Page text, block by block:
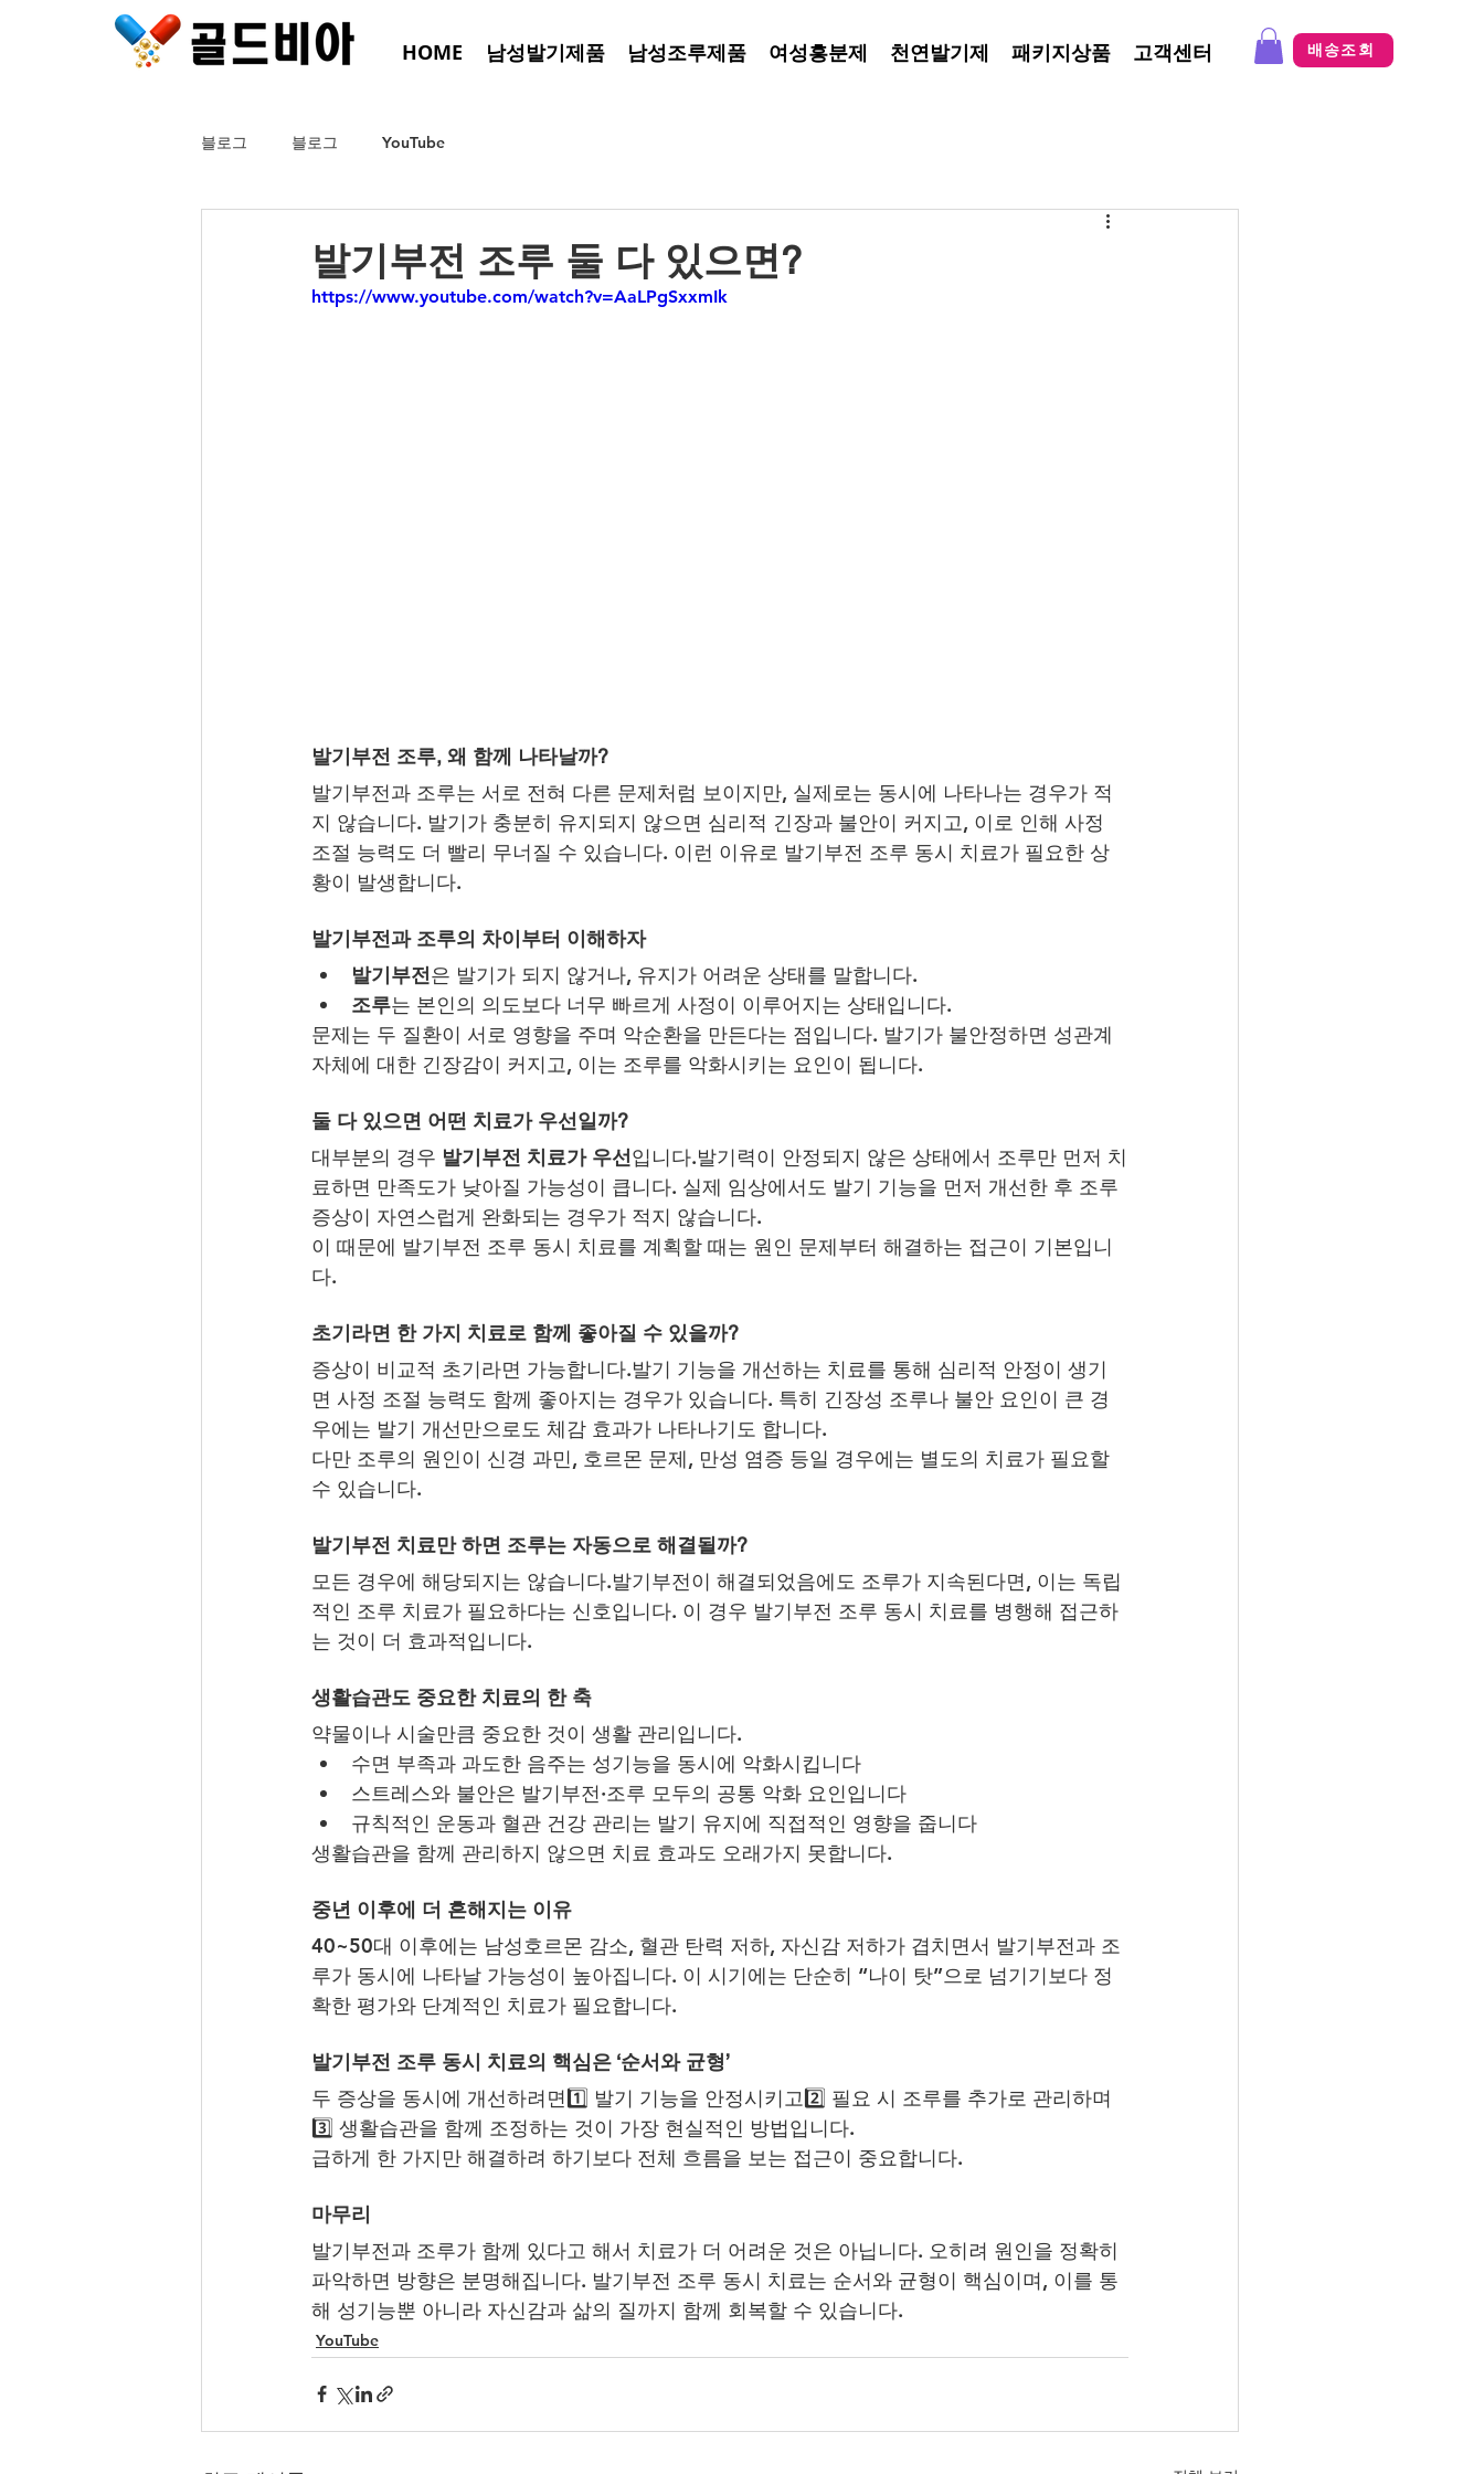
HOME 남성발기제품 남성조루제품 여성흥분제 천연발기제 패키지상품 고객센터 배송조회
블로그 블로그 YouTube
발기부전 조루 둘 다 있으면?
https://www.youtube.com/watch?v=AaLPgSxxmIk
발기부전 조루, 왜 함께 나타날까?
발기부전과 조루는 서로 전혀 다른 문제처럼 보이지만, 실제로는 동시에 나타나는 경우가 적
지 않습니다. 발기가 충분히 유지되지 않으면 심리적 긴장과 불안이 커지고, 이로 인해 사정
조절 능력도 더 빨리 무너질 수 있습니다. 이런 이유로 발기부전 조루 동시 치료가 필요한 상
황이 발생합니다.
발기부전과 조루의 차이부터 이해하자
발기부전은 발기가 되지 않거나, 유지가 어려운 상태를 말합니다.
조루는 본인의 의도보다 너무 빠르게 사정이 이루어지는 상태입니다.
문제는 두 질환이 서로 영향을 주며 악순환을 만든다는 점입니다. 발기가 불안정하면 성관계
자체에 대한 긴장감이 커지고, 이는 조루를 악화시키는 요인이 됩니다.
둘 다 있으면 어떤 치료가 우선일까?
대부분의 경우 발기부전 치료가 우선입니다.발기력이 안정되지 않은 상태에서 조루만 먼저 치
료하면 만족도가 낮아질 가능성이 큽니다. 실제 임상에서도 발기 기능을 먼저 개선한 후 조루
증상이 자연스럽게 완화되는 경우가 적지 않습니다.
이 때문에 발기부전 조루 동시 치료를 계획할 때는 원인 문제부터 해결하는 접근이 기본입니
다.
초기라면 한 가지 치료로 함께 좋아질 수 있을까?
증상이 비교적 초기라면 가능합니다.발기 기능을 개선하는 치료를 통해 심리적 안정이 생기
면 사정 조절 능력도 함께 좋아지는 경우가 있습니다. 특히 긴장성 조루나 불안 요인이 큰 경
우에는 발기 개선만으로도 체감 효과가 나타나기도 합니다.
다만 조루의 원인이 신경 과민, 호르몬 문제, 만성 염증 등일 경우에는 별도의 치료가 필요할
수 있습니다.
발기부전 치료만 하면 조루는 자동으로 해결될까?
모든 경우에 해당되지는 않습니다.발기부전이 해결되었음에도 조루가 지속된다면, 이는 독립
적인 조루 치료가 필요하다는 신호입니다. 이 경우 발기부전 조루 동시 치료를 병행해 접근하
는 것이 더 효과적입니다.
생활습관도 중요한 치료의 한 축
약물이나 시술만큼 중요한 것이 생활 관리입니다.
수면 부족과 과도한 음주는 성기능을 동시에 악화시킵니다
스트레스와 불안은 발기부전·조루 모두의 공통 악화 요인입니다
규칙적인 운동과 혈관 건강 관리는 발기 유지에 직접적인 영향을 줍니다
생활습관을 함께 관리하지 않으면 치료 효과도 오래가지 못합니다.
중년 이후에 더 흔해지는 이유
40~50대 이후에는 남성호르몬 감소, 혈관 탄력 저하, 자신감 저하가 겹치면서 발기부전과 조
루가 동시에 나타날 가능성이 높아집니다. 이 시기에는 단순히 “나이 탓”으로 넘기기보다 정
확한 평가와 단계적인 치료가 필요합니다.
발기부전 조루 동시 치료의 핵심은 ‘순서와 균형’
두 증상을 동시에 개선하려면1️⃣ 발기 기능을 안정시키고2️⃣ 필요 시 조루를 추가로 관리하며
3️⃣ 생활습관을 함께 조정하는 것이 가장 현실적인 방법입니다.
급하게 한 가지만 해결하려 하기보다 전체 흐름을 보는 접근이 중요합니다.
마무리
발기부전과 조루가 함께 있다고 해서 치료가 더 어려운 것은 아닙니다. 오히려 원인을 정확히
파악하면 방향은 분명해집니다. 발기부전 조루 동시 치료는 순서와 균형이 핵심이며, 이를 통
해 성기능뿐 아니라 자신감과 삶의 질까지 함께 회복할 수 있습니다.
YouTube